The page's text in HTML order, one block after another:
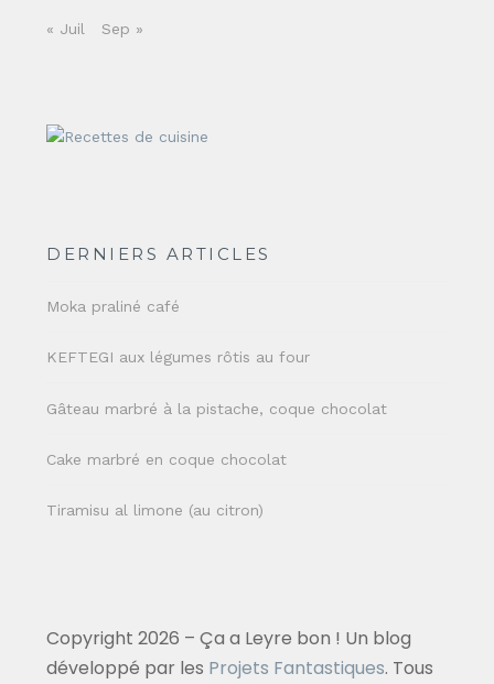
« Juil Sep »
DERNIERS ARTICLES
Moka praliné café
KEFTEGI aux légumes rôtis au four
Gâteau marbré à la pistache, coque chocolat
Cake marbré en coque chocolat
Tiramisu al limone (au citron)
Copyright 2026 – Ça a Leyre bon ! Un blog
développé par les Projets Fantastiques. Tous